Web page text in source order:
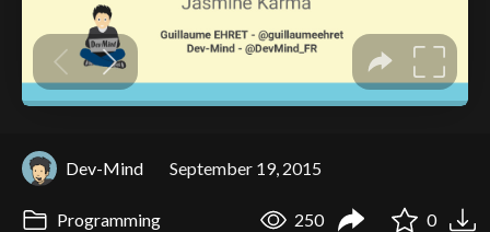
Dev-Mind September 19, 2015
Programming 250 0